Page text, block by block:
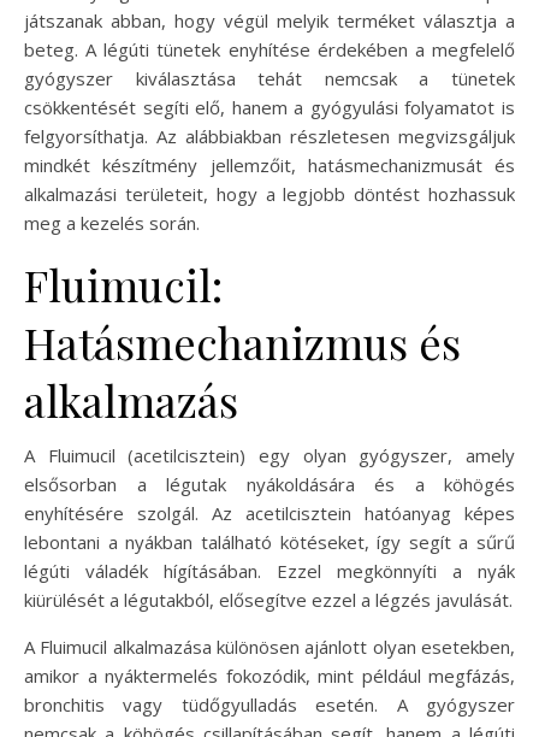
játszanak abban, hogy végül melyik terméket választja a
beteg. A légúti tünetek enyhítése érdekében a megfelelő
gyógyszer kiválasztása tehát nemcsak a tünetek
csökkentését segíti elő, hanem a gyógyulási folyamatot is
felgyorsíthatja. Az alábbiakban részletesen megvizsgáljuk
mindkét készítmény jellemzőit, hatásmechanizmusát és
alkalmazási területeit, hogy a legjobb döntést hozhassuk
meg a kezelés során.
Fluimucil:
Hatásmechanizmus és
alkalmazás
A Fluimucil (acetilcisztein) egy olyan gyógyszer, amely
elsősorban a légutak nyákoldására és a köhögés
enyhítésére szolgál. Az acetilcisztein hatóanyag képes
lebontani a nyákban található kötéseket, így segít a sűrű
légúti váladék hígításában. Ezzel megkönnyíti a nyák
kiürülését a légutakból, elősegítve ezzel a légzés javulását.
A Fluimucil alkalmazása különösen ajánlott olyan esetekben,
amikor a nyáktermelés fokozódik, mint például megfázás,
bronchitis vagy tüdőgyulladás esetén. A gyógyszer